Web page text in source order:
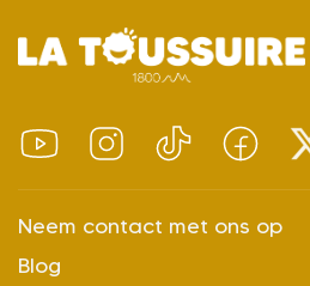
Neem contact met ons op
Blog